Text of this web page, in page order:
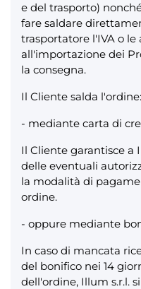
e del trasporto)
fare saldare
trasportatore l'IVA o le
all'importazione dei
la consegna.
Il Cliente salda l'ordine:
- mediante carta di
Il Cliente garantisce a
delle eventuali
la modalità di
ordine.
- oppure mediante
In caso di mancata
del bonifico nei 14
dell'ordine, Illum s.r.l.